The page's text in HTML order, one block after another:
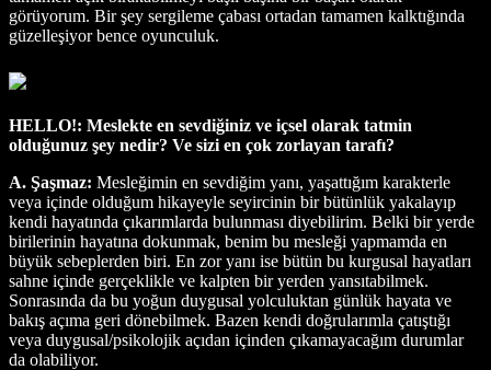
görüyorum. Bir şey sergileme çabası ortadan tamamen kalktığında
güzelleşiyor bence oyunculuk.
HELLO!: Meslekte en sevdiğiniz ve içsel olarak tatmin
olduğunuz şey nedir? Ve sizi en çok zorlayan tarafı?
A. Şaşmaz: Mesleğimin en sevdiğim yanı, yaşattığım karakterle
veya içinde olduğum hikayeyle seyircinin bir bütünlük yakalayıp
kendi hayatında çıkarımlarda bulunması diyebilirim. Belki bir yerde
birilerinin hayatına dokunmak, benim bu mesleği yapmamda en
büyük sebeplerden biri. En zor yanı ise bütün bu kurgusal hayatları
sahne içinde gerçeklikle ve kalpten bir yerden yansıtabilmek.
Sonrasında da bu yoğun duygusal yolculuktan günlük hayata ve
bakış açıma geri dönebilmek. Bazen kendi doğrularımla çatıştığı
veya duygusal/psikolojik açıdan içinden çıkamayacağım durumlar
da olabiliyor.